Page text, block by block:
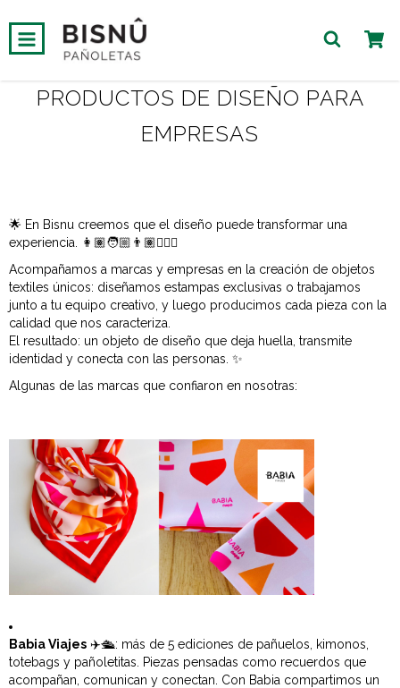
PRODUCTOS DE DISEÑO PARA
EMPRESAS
🌟 En Bisnu creemos que el diseño puede transformar una
experiencia. 👩🏽🧑🏼👨🏽👱🏻‍♀️
Acompañamos a marcas y empresas en la creación de objetos
textiles únicos: diseñamos estampas exclusivas o trabajamos
junto a tu equipo creativo, y luego producimos cada pieza con la
calidad que nos caracteriza.
El resultado: un objeto de diseño que deja huella, transmite
identidad y conecta con las personas. ✨
Algunas de las marcas que confiaron en nosotras:
Babia Viajes ✈️🛳️: más de 5 ediciones de pañuelos, kimonos,
totebags y pañoletitas. Piezas pensadas como recuerdos que
acompañan, comunican y conectan. Con Babia compartimos un